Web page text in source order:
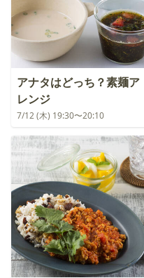
アナタはどっち？素麺ア
レンジ
7/12 (木) 19:30〜20:10